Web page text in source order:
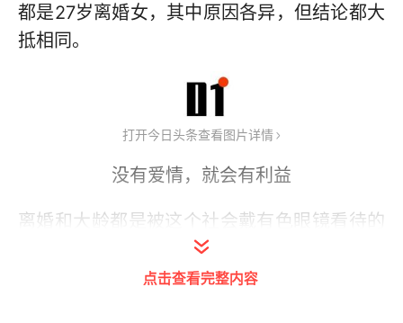
都是27岁离婚女，其中原因各异，但结论都大
抵相同。
打开今日头条查看图片详情
没有爱情，就会有利益
离婚和大龄都是被这个社会戴有色眼镜看待的
两种人，不论男女，但的确更偏向于女性。
点击查看完整内容